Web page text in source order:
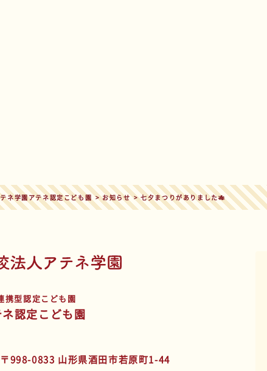
ネ学園アテネ認定こども園>お知らせ>七夕まつりがありました🎋
携型認定こども園
ネ認定こども園
〒998-0833 山形県酒田市若原町1-44